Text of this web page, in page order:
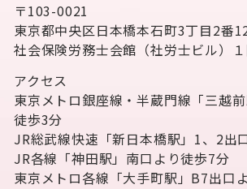
〒103-0021
東京都中央区日本橋本石町3丁目2番
社会保険労務士会館（社労士ビル）
アクセス
東京メトロ銀座線・半蔵門線「三越
徒歩3分
JR総武線快速「新日本橋駅」1、2出
JR各線「神田駅」南口より徒歩7分
東京メトロ各線「大手町駅」B7出口